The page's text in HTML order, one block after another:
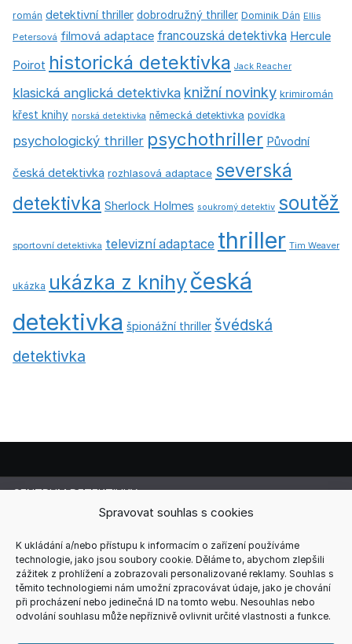
Spravovat souhlas s cookies
K ukládání a/nebo přístupu k informacím o zařízení používáme
technologie, jako jsou soubory cookie. Děláme to, abychom zlepšili
zážitek z prohlížení a zobrazovali personalizované reklamy. Souhlas s
těmito technologiemi nám umožní zpracovávat údaje, jako je chování
při procházení nebo jedinečná ID na tomto webu. Nesouhlas nebo
odvolání souhlasu může nepříznivě ovlivnit určité vlastnosti a funkce.
román detektivní thriller dobrodružný thriller Dominik Dán Ellis
Petersová filmová adaptace francouzská detektivka Hercule
Poirot historická detektivka Jack Reacher
klasická anglická detektivka knižní novinky krimiromán
křest knihy norská detektivka německá detektivka povídka
psychologický thriller psychothriller Původní
česká detektivka rozhlasová adaptace severská
detektivka Sherlock Holmes soukromý detektiv soutěž
sportovní detektivka televizní adaptace thriller Tim Weaver
ukázka ukázka z knihy česká
detektivka špionážní thriller švédská
detektivka
CENTRUM DETEKTIVKY
Lucie Cermanová
Telefon: +420 607 856 085
E-mail: redakce@centrum-detektivky.cz
Jakékoliv přebírání obsahu povoleno pouze s písemným
souhlasem redakce.